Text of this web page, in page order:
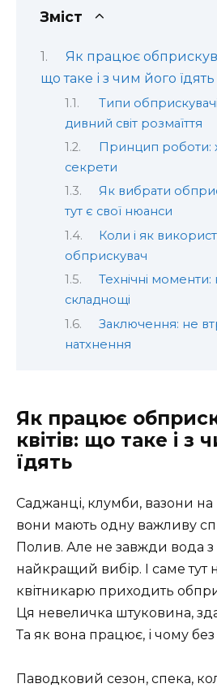
Зміст
Як працює
що таке і з чим його їдять
Типи
дивний світ розмаїття
Принцип роботи:
секрети
Як вибрати
тут є свої нюанси
Коли і як
обприскувач
Технічні
складнощі
Заключення: не
натхнення
Як працює
квітів: що таке і з
їдять
Саджанці, клумби, вазони на
вони мають одну важливу
Полив. Але не завжди вода з
найкращий вибір. І саме тут
квітникарю приходить
Ця невеличка штуковина,
Та як вона працює, і чому
Паводковий сезон, спека,